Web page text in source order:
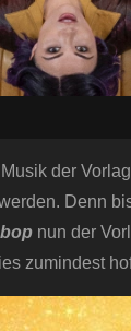
der
Denn
nun der
zumindest